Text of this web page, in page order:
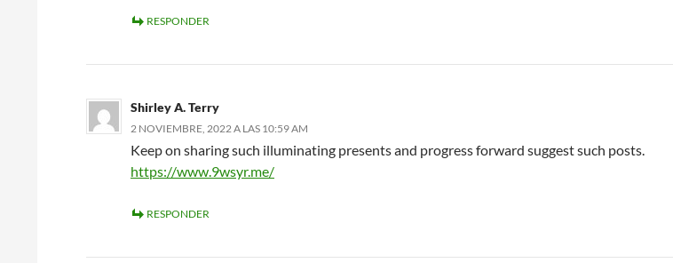
RESPONDER
Shirley A. Terry
2 NOVIEMBRE, 2022 A LAS 10:59 AM
Keep on sharing such illuminating presents and progress forward suggest such posts.
https://www.9wsyr.me/
RESPONDER